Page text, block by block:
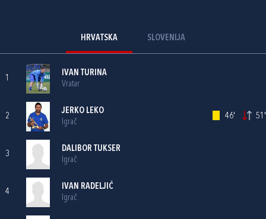
HRVATSKA SLOVENIJA
1
IVAN TURINA
Vratar
2
JERKO LEKO
Igrač
46' 51'
3
DALIBOR TUKSER
Igrač
4
IVAN RADELJIĆ
Igrač